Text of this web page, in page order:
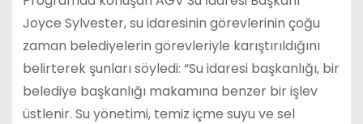
Joyce Sylvester, su idaresinin görevlerinin çoğu
zaman belediyelerin görevleriyle karıştırıldığını
belirterek şunları söyledi: “Su idaresi başkanlığı, bir
belediye başkanlığı makamına benzer bir işlev
üstlenir. Su yönetimi, temiz içme suyu ve sel